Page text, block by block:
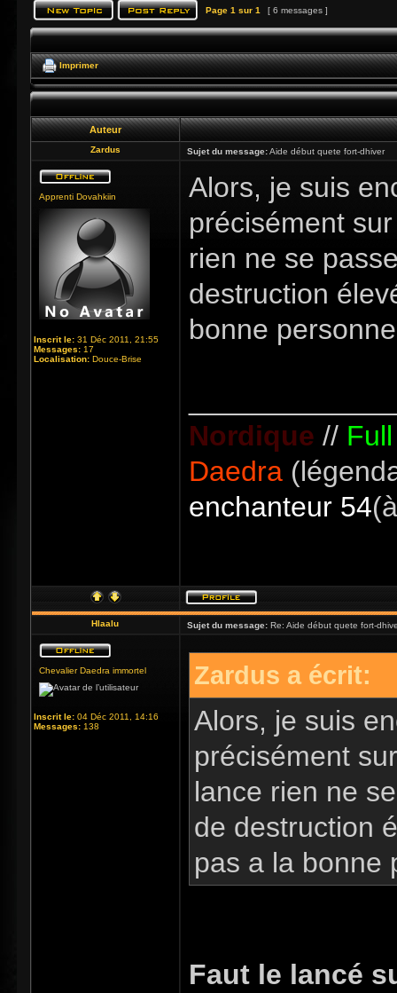
Page 1 sur 1 [ 6 messages ]
Imprimer
Auteur
Zardus Sujet du message:Aide début quete fort-dhiver
Apprenti Dovahkiin
Inscrit le: 31 Déc 2011, 21:55
Messages: 17
Localisation: Douce-Brise
Alors, je suis
précisément
rien ne se
destruction
bonne
Nordique //
Daedra
enchanteur 54
Hlaalu Sujet du message: Re: Aide début quete fort-
Chevalier Daedra immortel
Inscrit le: 04 Déc 2011, 14:16
Messages: 138
Zardus a écrit:
Alors, je suis
précisément
lance rien ne
de destruction
pas a la bonne
Faut le lancé